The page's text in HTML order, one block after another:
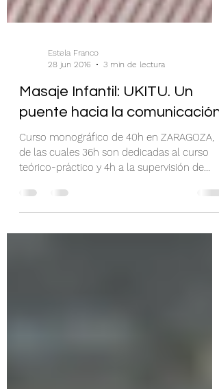
28 jun 2016
3 min de lectura
Masaje Infantil: UKITU. Un
puente hacia la comunicación
Curso monográfico de 40h en ZARAGOZA,
teórico-práctico y 4h a la supervisión de
casos. Está...